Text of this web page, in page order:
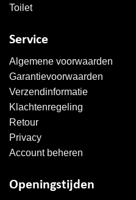
Toilet
Service
Algemene voorwaarden
Garantievoorwaarden
Verzendinformatie
Klachtenregeling
Retour
Privacy
Account beheren
Openingstijden